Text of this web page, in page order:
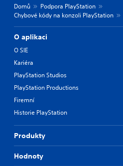
Domů
Podpora PlayStation
Chybové kódy na konzoli PlayStation
O aplikaci
O SIE
Kariéra
PlayStation Studios
PlayStation Productions
Firemní
Historie PlayStation
Produkty
Hodnoty